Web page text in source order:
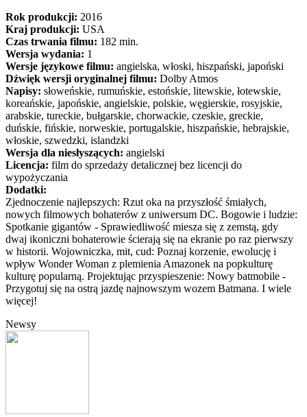
Rok produkcji: 2016
Kraj produkcji: USA
Czas trwania filmu: 182 min.
Wersja wydania: 1
Wersje językowe filmu: angielska, włoski, hiszpański, japoński
Dźwięk wersji oryginalnej filmu: Dolby Atmos
Napisy: słoweńskie, rumuńskie, estońskie, litewskie, łotewskie,
koreańskie, japońskie, angielskie, polskie, węgierskie, rosyjskie,
arabskie, tureckie, bułgarskie, chorwackie, czeskie, greckie,
duńskie, fińskie, norweskie, portugalskie, hiszpańskie, hebrajskie,
włoskie, szwedzki, islandzki
Wersja dla niesłyszących: angielski
Licencja: film do sprzedaży detalicznej bez licencji do
wypożyczania
Dodatki:
Zjednoczenie najlepszych: Rzut oka na przyszłość śmiałych,
nowych filmowych bohaterów z uniwersum DC. Bogowie i ludzie:
Spotkanie gigantów - Sprawiedliwość miesza się z zemstą, gdy
dwaj ikoniczni bohaterowie ścierają się na ekranie po raz pierwszy
w historii. Wojowniczka, mit, cud: Poznaj korzenie, ewolucję i
wpływ Wonder Woman z plemienia Amazonek na popkulturę
kulturę popularną. Projektując przyspieszenie: Nowy batmobile -
Przygotuj się na ostrą jazdę najnowszym wozem Batmana. I wiele
więcej!
Newsy